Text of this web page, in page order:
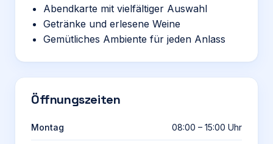
Abendkarte mit vielfältiger Auswahl
Getränke und erlesene Weine
Gemütliches Ambiente für jeden Anlass
Öffnungszeiten
Montag 08:00 – 15:00 Uhr